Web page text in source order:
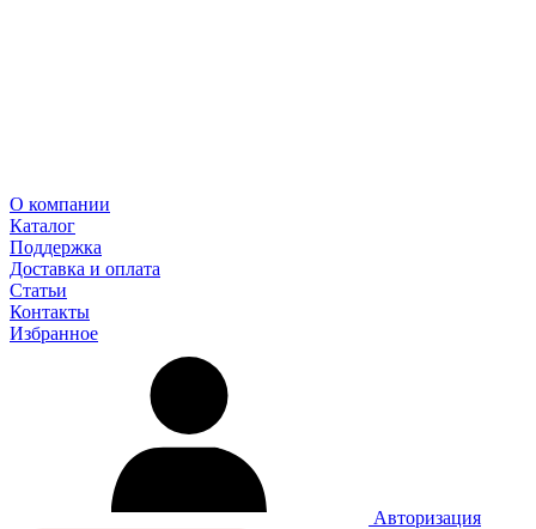
О компании
Каталог
Поддержка
Доставка и оплата
Статьи
Контакты
Избранное
Авторизация